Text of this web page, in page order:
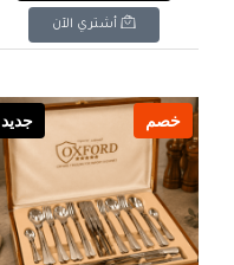
أشتري الآن
خصم جديد